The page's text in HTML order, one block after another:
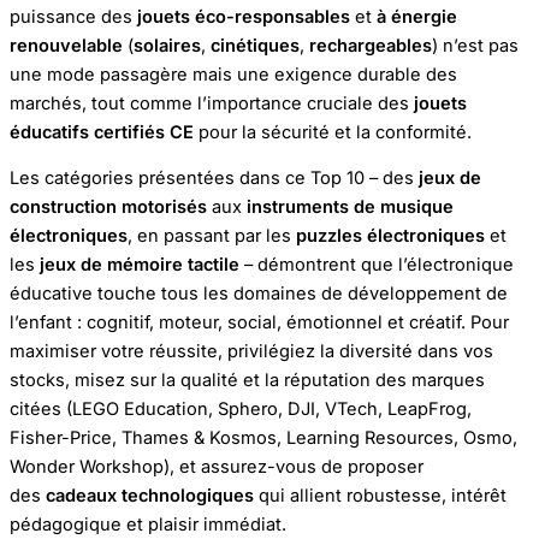
puissance des jouets éco-responsables et à énergie
renouvelable (solaires, cinétiques, rechargeables) n’est pas
une mode passagère mais une exigence durable des
marchés, tout comme l’importance cruciale des jouets
éducatifs certifiés CE pour la sécurité et la conformité.
Les catégories présentées dans ce Top 10 – des jeux de
construction motorisés aux instruments de musique
électroniques, en passant par les puzzles électroniques et
les jeux de mémoire tactile – démontrent que l’électronique
éducative touche tous les domaines de développement de
l’enfant : cognitif, moteur, social, émotionnel et créatif. Pour
maximiser votre réussite, privilégiez la diversité dans vos
stocks, misez sur la qualité et la réputation des marques
citées (LEGO Education, Sphero, DJI, VTech, LeapFrog,
Fisher-Price, Thames & Kosmos, Learning Resources, Osmo,
Wonder Workshop), et assurez-vous de proposer
des cadeaux technologiques qui allient robustesse, intérêt
pédagogique et plaisir immédiat.